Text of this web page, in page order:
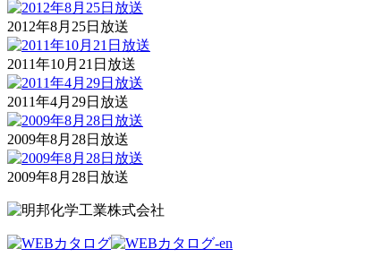
2012年8月25日放送
2011年10月21日放送
2011年4月29日放送
2009年8月28日放送
2009年8月28日放送